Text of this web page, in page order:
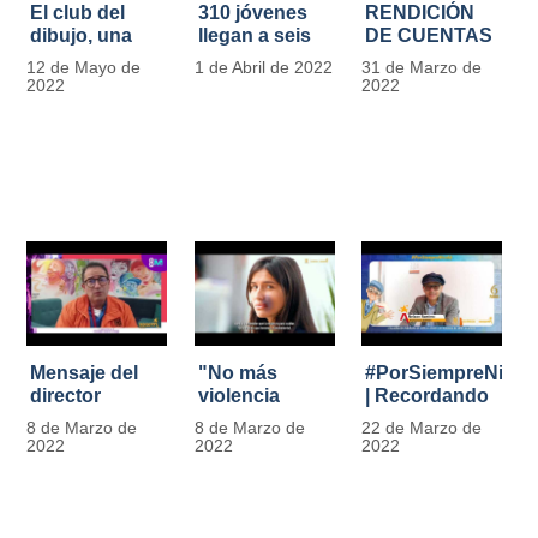
El club del
dibujo, una
apuesta para
formar
12 de Mayo de
2022
310 jóvenes
llegan a seis
unidades del
IDIPRON con
1 de Abril de 2022
RENDICIÓN
DE CUENTAS
IDIPRON |
Vigencia 2021
31 de Marzo de
2022
Mensaje del
director
Carlos Marín |
Día
8 de Marzo de
2022
"No más
violencia
contra la
mujer" | 8
8 de Marzo de
2022
| Recordando
al Padre
Javier de
22 de Marzo de
2022